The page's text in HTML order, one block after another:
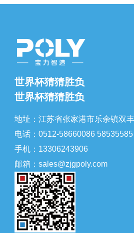
世界杯猜猜胜负
世界杯猜猜胜负
地址：江苏省张家港市乐余镇双
电话：0512-58660086 58535585
手机：13306243906
邮箱：sales@zjgpoly.com